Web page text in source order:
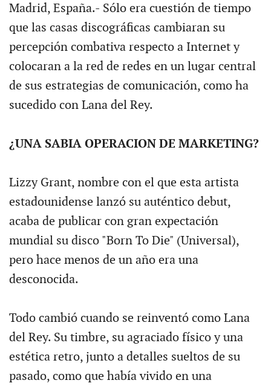
Madrid, España.- Sólo era cuestión de tiempo
que las casas discográficas cambiaran su
percepción combativa respecto a Internet y
colocaran a la red de redes en un lugar central
de sus estrategias de comunicación, como ha
sucedido con Lana del Rey.
¿UNA SABIA OPERACION DE MARKETING?
Lizzy Grant, nombre con el que esta artista
estadounidense lanzó su auténtico debut,
acaba de publicar con gran expectación
mundial su disco "Born To Die" (Universal),
pero hace menos de un año era una
desconocida.
Todo cambió cuando se reinventó como Lana
del Rey. Su timbre, su agraciado físico y una
estética retro, junto a detalles sueltos de su
pasado, como que había vivido en una